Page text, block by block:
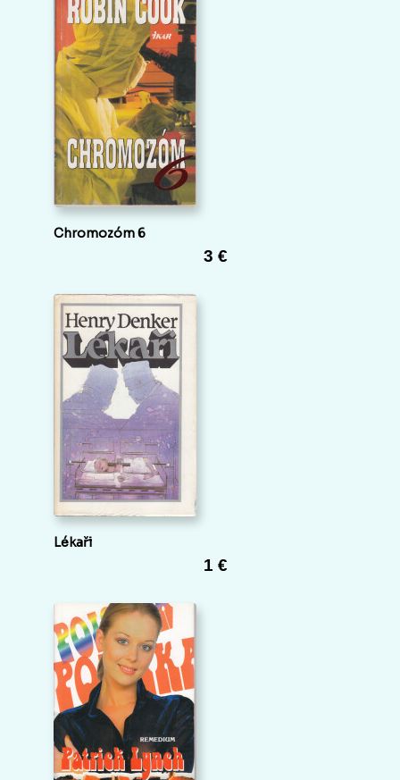
Chromozóm 6
3 €
Lékaři
1 €